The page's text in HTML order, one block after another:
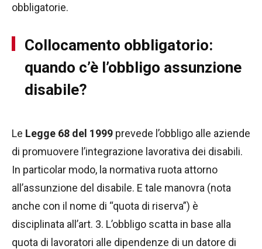
obbligatorie.
Collocamento obbligatorio:
quando c’è l’obbligo assunzione
disabile?
Le Legge 68 del 1999 prevede l’obbligo alle aziende
di promuovere l’integrazione lavorativa dei disabili.
In particolar modo, la normativa ruota attorno
all’assunzione del disabile. E tale manovra (nota
anche con il nome di “quota di riserva”) è
disciplinata all’art. 3. L’obbligo scatta in base alla
quota di lavoratori alle dipendenze di un datore di